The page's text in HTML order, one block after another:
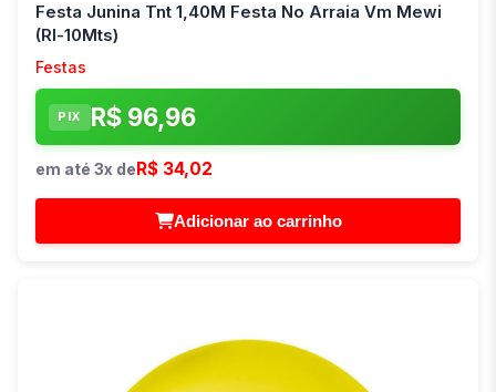
Festa Junina Tnt 1,40M Festa No Arraia Vm Mewi
(Rl-10Mts)
Festas
PIX R$ 96,96
em até 3x de R$ 34,02
Adicionar ao carrinho